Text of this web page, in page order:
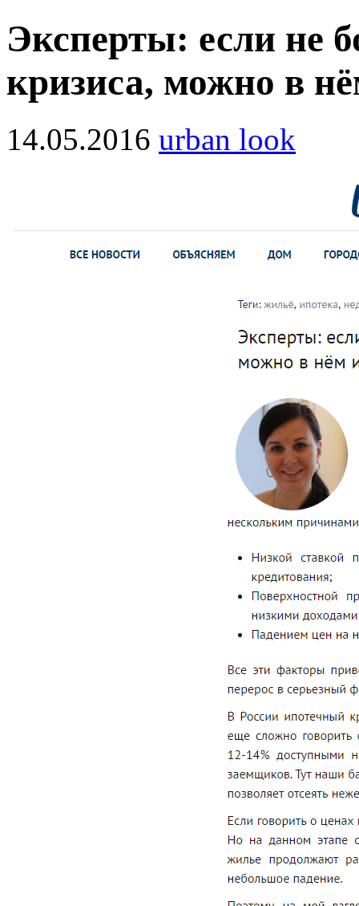
Эксперты: если не
кризиса, можно в
14.05.2016 urban look